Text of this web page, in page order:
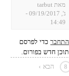
מאת tarbut
ג', 09/19/2017 -
14:49
התחברכדי לפרסם
תוכן חדש בפורום.
8 הבא ›